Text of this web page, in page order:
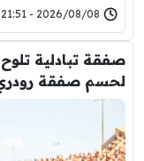
2026/08/08 - 21:51
صفقة تبادلية
لحسم صفقة